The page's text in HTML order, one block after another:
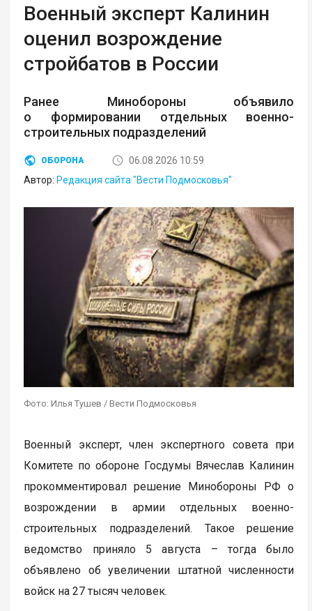
Военный эксперт Калинин
оценил возрождение
стройбатов в России
Ранее Минобороны объявило
о формировании отдельных военно-
строительных подразделений
ОБОРОНА
06.08.2026 10:59
Автор: Редакция сайта "Вести Подмосковья"
Фото: Илья Тушев / Вести Подмосковья
Военный эксперт, член экспертного совета при
Комитете по обороне Госдумы Вячеслав Калинин
прокомментировал решение Минобороны РФ о
возрождении в армии отдельных военно-
строительных подразделений. Такое решение
ведомство приняло 5 августа – тогда было
объявлено об увеличении штатной численности
войск на 27 тысяч человек.